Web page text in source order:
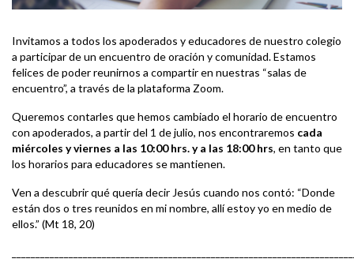
Invitamos a todos los apoderados y educadores de nuestro colegio
a participar de un encuentro de oración y comunidad. Estamos
felices de poder reunirnos a compartir en nuestras “salas de
encuentro”, a través de la plataforma Zoom.
Queremos contarles que hemos cambiado el horario de encuentro
con apoderados, a partir del 1 de julio, nos encontraremos cada
miércoles y viernes a las 10:00 hrs. y a las 18:00 hrs, en tanto que
los horarios para educadores se mantienen.
Ven a descubrir qué quería decir Jesús cuando nos contó: “Donde
están dos o tres reunidos en mi nombre, allí estoy yo en medio de
ellos.” (Mt 18, 20)